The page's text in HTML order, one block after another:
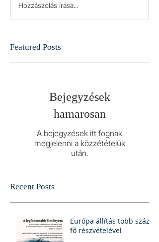
Hozzászólás írása...
Featured Posts
Bejegyzések
hamarosan
A bejegyzések itt fognak
megjelenni a közzétételük
után.
Recent Posts
Európa állítás több száz
fő részvételével